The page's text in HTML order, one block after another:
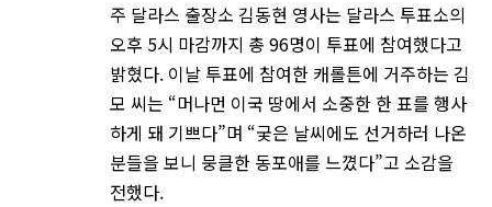
주 달라스 출장소 김동현 영사는 달라스 투표소의
오후 5시 마감까지 총 96명이 투표에 참여했다고
밝혔다. 이날 투표에 참여한 캐롤튼에 거주하는 김
모 씨는 “머나먼 이국 땅에서 소중한 한 표를 행사
하게 돼 기쁘다”며 “궂은 날씨에도 선거하러 나온
분들을 보니 뭉클한 동포애를 느꼈다”고 소감을
전했다.